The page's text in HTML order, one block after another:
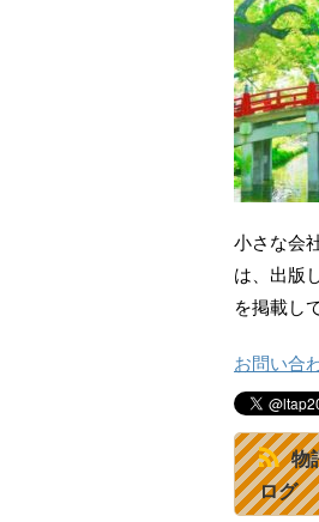
小さな会
は、出版
を掲載し
お問い合
物
ログ